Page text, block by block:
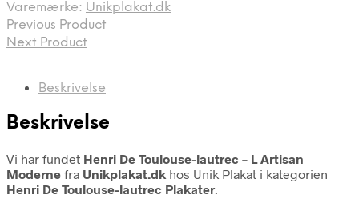
Varemærke: Unikplakat.dk
Previous Product
Next Product
Beskrivelse
Beskrivelse
Vi har fundet Henri De Toulouse-lautrec – L Artisan
Moderne fra Unikplakat.dk hos Unik Plakat i kategorien
Henri De Toulouse-lautrec Plakater.